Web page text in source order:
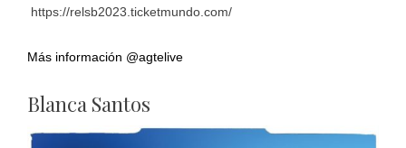
https://relsb2023.ticketmundo.com/
Más información @agtelive
Blanca Santos